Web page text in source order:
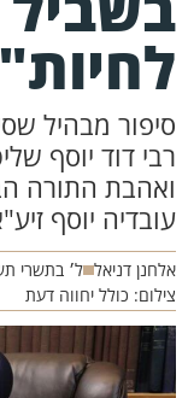
מבהיל
דוד יוסף
התורה
יוסף זיע"א
דניאל ל׳ בתשרי תשפ״ו (22/10/
כולל יחווה דעת